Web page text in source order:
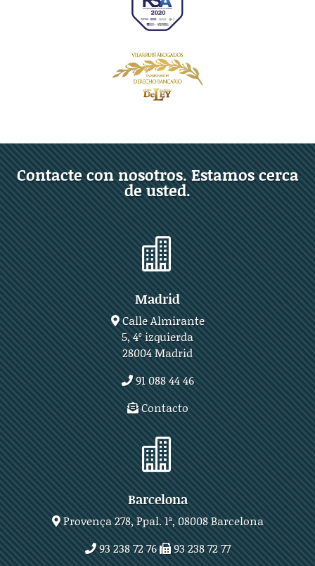
Contacte con nosotros. Estamos cerca
de usted.

Madrid
Calle Almirante
5, 4º izquierda
28004 Madrid
91 088 44 46
Contacto

Barcelona
Provença 278, Ppal. 1ª, 08008 Barcelona
93 238 72 76
93 238 72 77